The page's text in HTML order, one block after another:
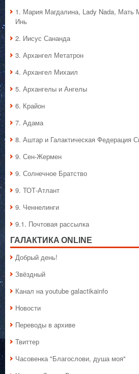
1. Мария Магдалина, Lady Nada, Мать
Инь
2. Иисус Сананда
3. Архангел Метатрон
4. Архангел Михаил
5. Архангелы и Ангелы
6. Крайон
7. Адама
8. Аштар и Галактическая Федерация
9. Сен-Жермен
9. Солнечное Братство
9. ТОТ-Атлант
9. Ченнелинги
9.1. Почтовая рассылка
ГАЛАКТИКA ONLINE
Добрый день!
Звёздный
Канал на youtube galactikainfo
Новости
Переводы в архиве
Твиттер
Часовенка "Благослови, душа моя"